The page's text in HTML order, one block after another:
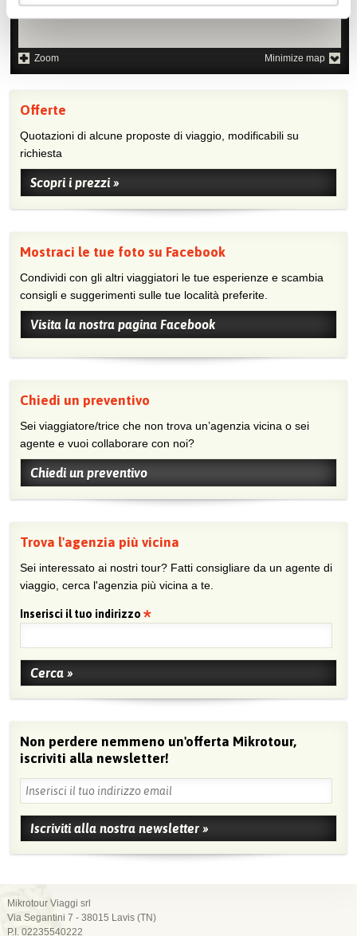
Zoom Minimize map
Offerte
Quotazioni di alcune proposte di viaggio, modificabili su
richiesta
Scopri i prezzi »
Mostraci le tue foto su Facebook
Condividi con gli altri viaggiatori le tue esperienze e scambia
consigli e suggerimenti sulle tue località preferite.
Visita la nostra pagina Facebook
Chiedi un preventivo
Sei viaggiatore/trice che non trova un’agenzia vicina o sei
agente e vuoi collaborare con noi?
Chiedi un preventivo
Trova l'agenzia più vicina
Sei interessato ai nostri tour? Fatti consigliare da un agente di
viaggio, cerca l'agenzia più vicina a te.
Inserisci il tuo indirizzo
Non perdere nemmeno un'offerta Mikrotour,
iscriviti alla newsletter!
Mikrotour Viaggi srl
Via Segantini 7 - 38015 Lavis (TN)
P.I. 02235540222